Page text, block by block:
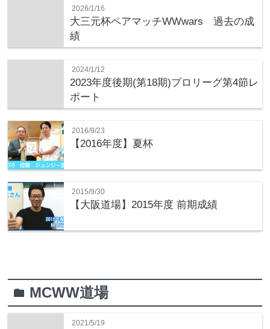
2026/1/16
大三元杯ペアマッチWWwars 過去の成
績
2024/1/12
2023年度後期(第18期)プロリーグ第4節レ
ポート
2016/9/23
【2016年度】夏杯
2015/9/30
【大阪道場】2015年度 前期成績
folder MCWW道場
2021/5/19